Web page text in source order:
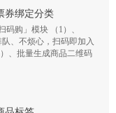
券绑定分类
码购」模块 （1）、
、不烦心，扫码即加入
、批量生成商品二维码